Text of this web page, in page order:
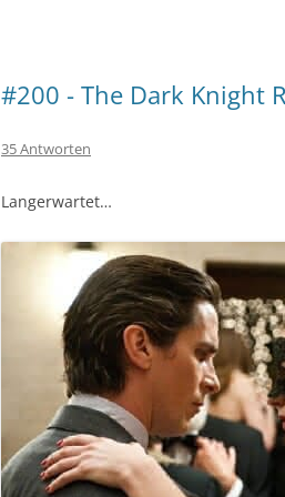
#200 - The Dark Knight
35 Antworten
Langerwartet…